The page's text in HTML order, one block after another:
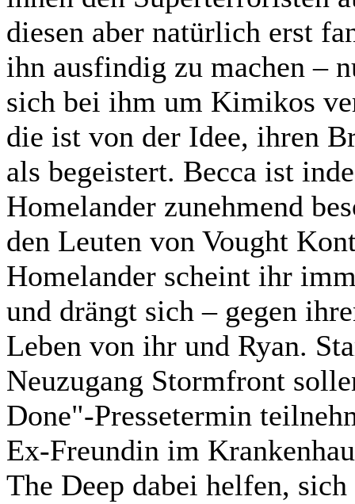
diesen aber natürlich erst
ihn ausfindig zu machen –
sich bei ihm um Kimikos
die ist von der Idee, ihren
als begeistert. Becca ist
Homelander zunehmend
den Leuten von Vought
Homelander scheint ihr
und drängt sich – gegen
Leben von ihr und Ryan.
Neuzugang Stormfront
Done"-Pressetermin
Ex-Freundin im
The Deep dabei helfen,